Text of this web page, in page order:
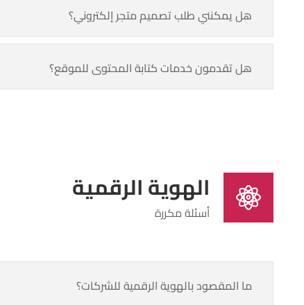
هل يمكنني طلب تصميم متجر إلكتروني؟
هل تقدمون خدمات كتابة المحتوى للموقع؟
الهوية الرقمية
أسئلة مكررة
ما المقصود بالهوية الرقمية للشركات؟